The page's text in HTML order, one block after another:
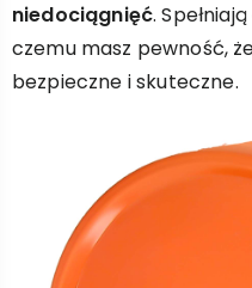
niedociągnięć.
czemu masz pewność,
bezpieczne i skuteczne.